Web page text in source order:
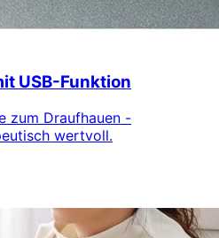
USB-Funktion
zum Draufhauen -
wertvoll.